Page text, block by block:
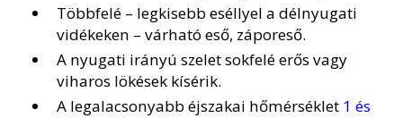
Többfelé – legkisebb eséllyel a délnyugati
vidékeken – várható eső, záporeső.
A nyugati irányú szelet sokfelé erős vagy
viharos lökések kísérik.
A legalacsonyabb éjszakai hőmérséklet 1 és